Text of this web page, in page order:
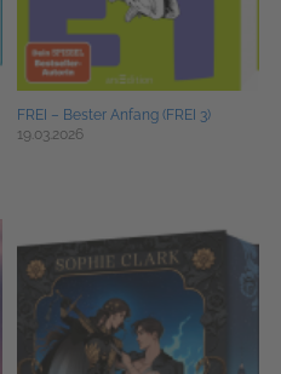
FREI – Bester Anfang (FREI 3)
19.03.2026